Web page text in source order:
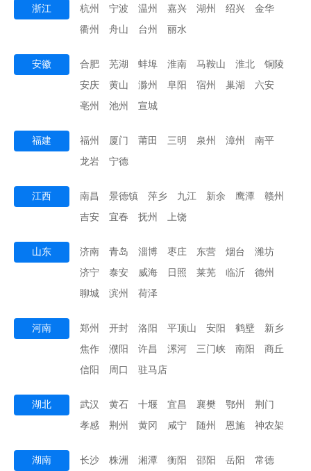
浙江 杭州 宁波 温州 嘉兴 湖州 绍兴
金华
衢州
舟山 台州 丽水
安徽 合肥 芜湖 蚌埠 淮南 马鞍山 淮北
铜陵
安庆
黄山 滁州 阜阳 宿州 巢湖
六安
亳州
池州 宣城
福建 福州 厦门 莆田 三明 泉州 漳州
南平
龙岩
宁德
江西 南昌 景德镇 萍乡 九江 新余 鹰潭
赣州
吉安
宜春 抚州 上饶
山东 济南 青岛 淄博 枣庄 东营 烟台
潍坊
济宁
泰安 威海 日照 莱芜 临沂
德州
聊城
滨州 荷泽
河南 郑州 开封 洛阳 平顶山 安阳 鹤壁
新乡
焦作
濮阳 许昌 漯河 三门峡 南阳
商丘
信阳
周口 驻马店
湖北 武汉 黄石 十堰 宜昌 襄樊 鄂州
荆门
孝感
荆州 黄冈 咸宁 随州 恩施 神农架
湖南 长沙 株洲 湘潭 衡阳 邵阳 岳阳
常德